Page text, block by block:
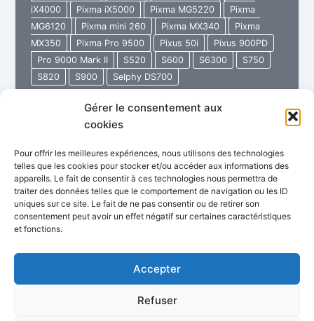
Gérer le consentement aux
cookies
Pour offrir les meilleures expériences, nous utilisons des technologies
telles que les cookies pour stocker et/ou accéder aux informations des
appareils. Le fait de consentir à ces technologies nous permettra de
traiter des données telles que le comportement de navigation ou les ID
uniques sur ce site. Le fait de ne pas consentir ou de retirer son
consentement peut avoir un effet négatif sur certaines caractéristiques
et fonctions.
Accepter
Refuser
iX4000
Pixma iX5000 Pixma MG5220
Pixma
MG6120
Pixma mini 260 Pixma MX340
Pixma
MX350
Pixma Pro 9500 Pixus 50i
Pixus 900PD
Pro 9000 Mark II
S520 S600 S6300
S750
S820
S900 Selphy DS700
CANON
Lire l’article »
Garantie Imprimante Store
FAQ : Questions fréquentes